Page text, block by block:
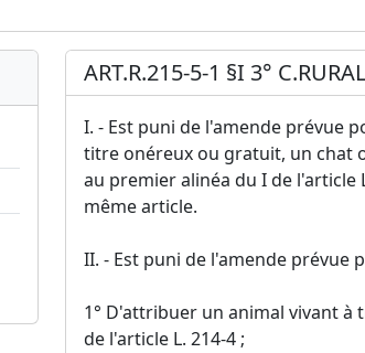
ART.R.215-5-1 §I 3°
I. - Est puni de l'amende prévue
titre onéreux ou gratuit, un chat
au premier alinéa du I de l'article
même article.
II. - Est puni de l'amende prévue
1° D'attribuer un animal vivant
de l'article L. 214-4 ;